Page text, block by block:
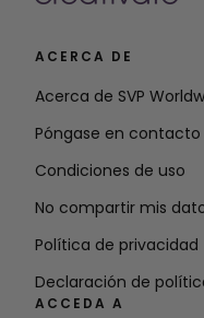
ACERCA DE
Acerca de SVP
Póngase en
Condiciones de uso
No compartir mis
Política de privacidad
Declaración de
ACCEDA A